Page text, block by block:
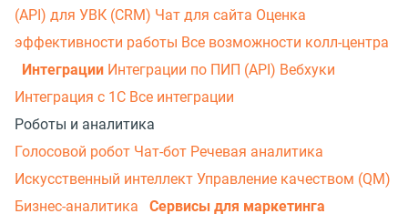
(API) для УВК (CRM) Чат для сайта Оценка
эффективности работы Все возможности колл-центра
Интеграции Интеграции по ПИП (API) Вебхуки
Интеграция с 1С Все интеграции
Роботы и аналитика
Голосовой робот Чат-бот Речевая аналитика
Искусственный интеллект Управление качеством (QM)
Бизнес-аналитика
Сервисы для маркетинга